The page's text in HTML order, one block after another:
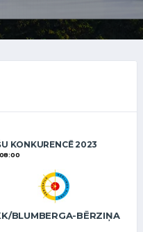
KONKURENCĒ 2023
08:00
BLUMBERGA-BĒRZIŅA